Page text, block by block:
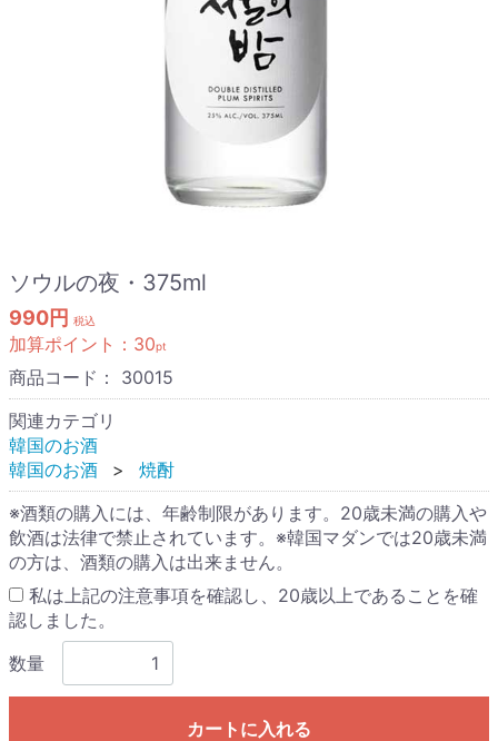
ソウルの夜・375ml
990円 税込
加算ポイント： 30pt
商品コード： 30015
関連カテゴリ
韓国のお酒
韓国のお酒
焼酎
※酒類の購入には、年齢制限があります。20歳未満の購入や
飲酒は法律で禁止されています。※韓国マダンでは20歳未満
の方は、酒類の購入は出来ません。
私は上記の注意事項を確認し、20歳以上であることを確
認しました。
数量
カートに入れる